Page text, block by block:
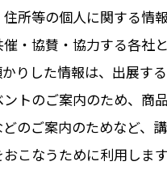
住所等の個人に関する情
・協賛・協力する各社
りした情報は、出展す
トのご案内のため、商
のご案内のためなど、
こなうために利用しま